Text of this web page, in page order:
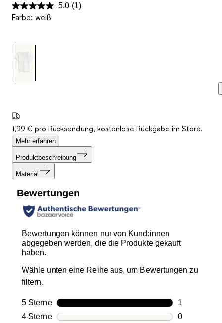
5.0 Bewertung
(1)
Farbe: weiß
1,99 € pro Rücksendung, kostenlose Rückgabe im Store.
Mehr erfahren
Produktbeschreibung
Material
Bewertungen
Bewertungen können nur von Kund:innen
abgegeben werden, die die Produkte gekauft
haben.
Wähle unten eine Reihe aus, um Bewertungen zu
filtern.
5 SterneSterne
1
1
4 SterneSterne 0